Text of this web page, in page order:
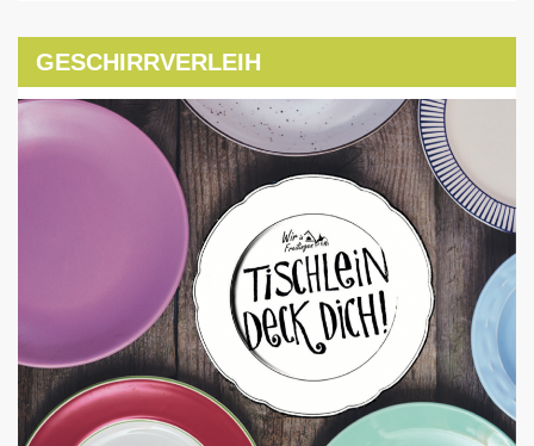
GESCHIRRVERLEIH